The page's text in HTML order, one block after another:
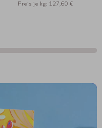
Preis je kg: 127,60 €